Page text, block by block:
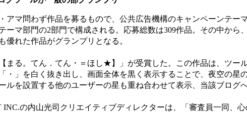
アマ問わず作品を募るもので、公共広告機構のキャンペーンテー
ーマ部門の2部門で構成される。応募総数は309作品。その中から
優れた作品がグランプリとなる。
まる。てん．てん・＝ほし★】」が受賞した。この作品は、ツー
・」を白く抜き出し、画面全体を黒く表示することで、夜空の星
ルを設置する他のユーザーの星も重ね合わせて表示、当該ブログ
の内山光司クリエイティブディレクターは、「審査員一同、